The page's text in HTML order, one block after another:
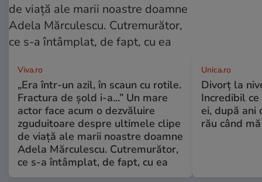
Viva.ro
„Era într-un azil, în scaun cu rotile.
Fractura de șold i-a...” Un mare
actor face acum o dezvăluire
zguduitoare despre ultimele clipe
de viață ale marii noastre doamne
Adela Mărculescu. Cutremurător,
ce s-a întâmplat, de fapt, cu ea
Unica.ro
Divorț la
Incredibil
ei, după ani
rău când